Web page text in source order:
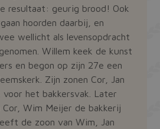
resultaat: geurig brood! Ook
hoorden daarbij, en
wellicht als levensopdracht
Willem keek de kunst
en begon op zijn 27e een
Zijn zonen Cor, Jan
voor het bakkersvak. Later
Wim Meijer de bakkerij
de zoon van Wim, Jan